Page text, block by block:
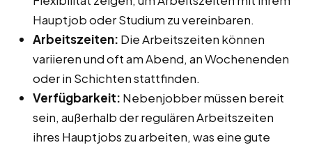
Hauptjob oder Studium zu vereinbaren.
Arbeitszeiten: Die Arbeitszeiten können
variieren und oft am Abend, an Wochenenden
oder in Schichten stattfinden.
Verfügbarkeit: Nebenjobber müssen bereit
sein, außerhalb der regulären Arbeitszeiten
ihres Hauptjobs zu arbeiten, was eine gute